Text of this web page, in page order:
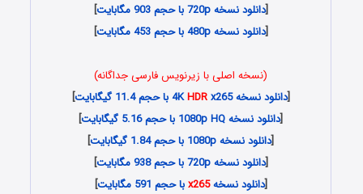
[دانلود نسخه 720p با حجم 903 مگابایت
]
[دانلود نسخه 480p با حجم 453 مگابایت ]
(نسخه اصلی با زیرنویس فارسی جداگانه)
[دانلود نسخه 4K HDRx265 با حجم 11.4 گیگابایت
]
[دانلود نسخه 1080p HQ با حجم 5.16 گیگابایت
]
[دانلود نسخه 1080p با حجم 1.84 گیگابایت
]
[دانلود نسخه 720p با حجم 938 مگابایت
]
[دانلود نسخهx265با حجم 591 مگابایت
]